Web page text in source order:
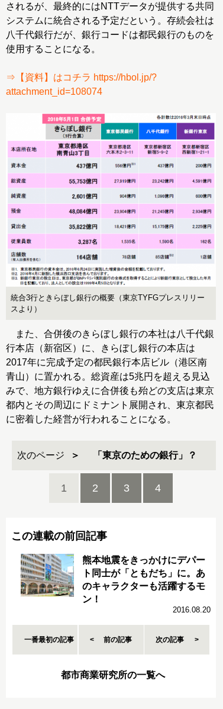
されるが、最終的にはNTTデータが提供する共同
システムに統合される予定だという。存続会社は
八千代銀行だが、銀行コードは都民銀行のものを
使用することになる。
⇒【資料】はコチラ https://hbol.jp/?
attachment_id=108074
統合3行ときらぼし銀行の概要（東京TYFGプレスリリー
スより）
また、合併後のきらぼし銀行の本社は八千代銀
行本店（新宿区）に、きらぼし銀行の本店は
2017年に完成予定の都民銀行本店ビル（港区南
青山）に置かれる。総資産は5兆円を超える見込
みで、地方銀行ゆえに合併後も殆どの支店は東京
都内とその周辺にドミナント展開され、東京都民
に密着した経営が行われることになる。
次のページ 「東京のための銀行」？
1 2 3 4
この連載の前回記事
熊本地震をきっかけにデパー
ト同士が「ともだち」に。あ
のキャラクターも活躍するモ
ン！
2016.08.20
一番最初の記事 前の記事 次の記事
都市商業研究所の一覧へ